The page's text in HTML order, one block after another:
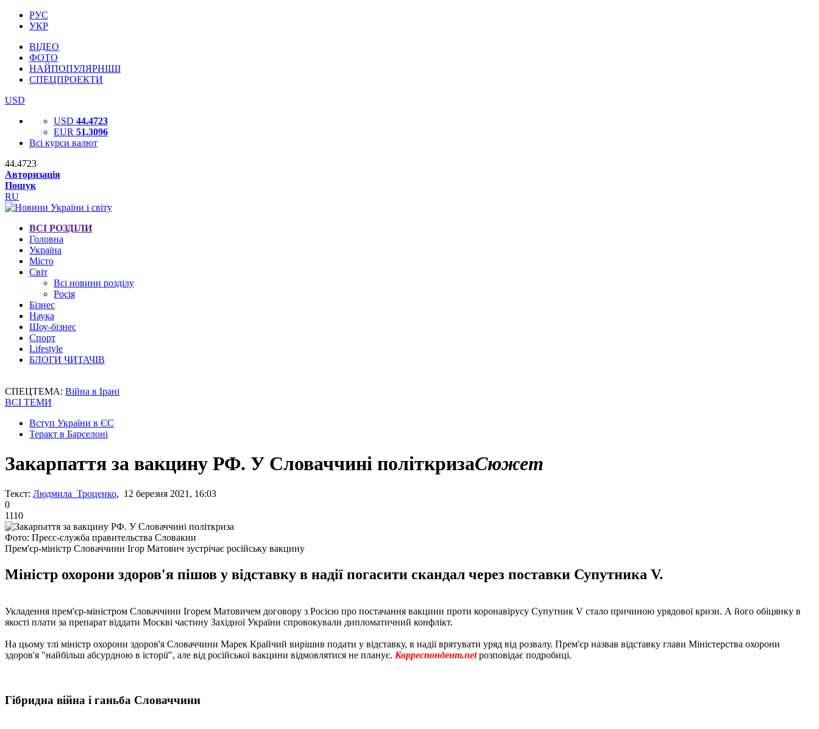
РУС
УКР
ВІДЕО
ФОТО
НАЙПОПУЛЯРНІШІ
СПЕЦПРОЕКТИ
USD
USD 44.4723
EUR 51.3096
Всі курси валют
44.4723
Авторизація
Пошук
RU
ВСІ РОЗДІЛИ
Головна
Україна
Місто
Світ
Всі новини розділу
Росія
Бізнес
Наука
Шоу-бізнес
Спорт
Lifestyle
БЛОГИ ЧИТАЧІВ
СПЕЦТЕМА: Війна в Ірані
ВСІ ТЕМИ
Вступ України в ЄС
Теракт в Барселоні
Закарпаття за вакцину РФ. У Словаччині політкризаСюжет
Текст: Людмила Троценко, 12 березня 2021, 16:03
0
1110
Фото: Пресс-служба правительства Словакии
Прем'єр-міністр Словаччини Ігор Матович зустрічає російську вакцину
Міністр охорони здоров'я пішов у відставку в надії погасити скандал через поставки Супутника V.
Укладення прем'єр-міністром Словаччини Ігорем Матовичем договору з Росією про постачання вакцини проти коронавірусу Супутник V стало причиною урядової кризи. А його обіцянку в
якості плати за препарат віддати Москві частину Західної України спровокували дипломатичний конфлікт.
На цьому тлі міністр охорони здоров'я Словаччини Марек Крайчий вирішив подати у відставку, в надії врятувати уряд від розвалу. Прем'єр назвав відставку глави Міністерства охорони
здоров'я "найбільш абсурдною в історії", але від російської вакцини відмовлятися не планує. Корреспондент.netрозповідає подробиці.
Гібридна війна і ганьба Словаччини